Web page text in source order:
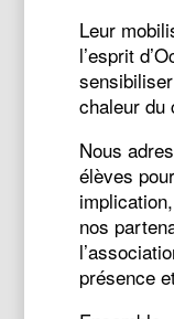
Leur
l’esprit
chaleur du
Nous
élèves
nos
présence